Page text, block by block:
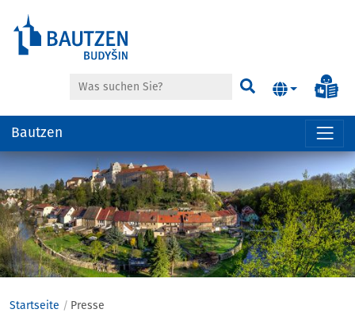
der
anspringen
Suche Suchen
Bautzen
Startseite
Presse